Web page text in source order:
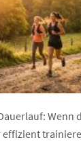
Wenn